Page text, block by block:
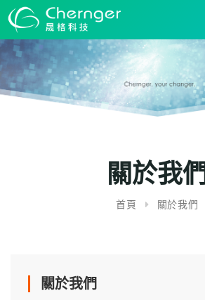
關於我們
首頁 關於我們
關於我們